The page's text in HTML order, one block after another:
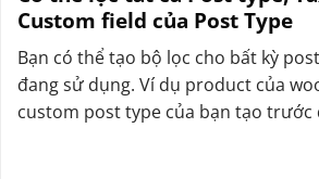
Custom field của Post Type
Bạn có thể tạo bộ lọc cho bất kỳ
đang sử dụng. Ví dụ product của
custom post type của bạn tạo trước